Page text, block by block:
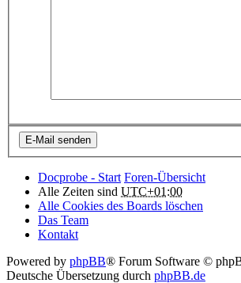
Docprobe - Start Foren-Übersicht
Alle Zeiten sind UTC+01:00
Alle Cookies des Boards löschen
Das Team
Kontakt
Powered by phpBB® Forum Software ©
Deutsche Übersetzung durch phpBB.de